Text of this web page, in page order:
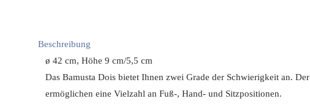
Beschreibung
ø 42 cm, Höhe 9 cm/5,5 cm
Das Bamusta Dois bietet Ihnen zwei Grade der Schwierigkeit an.
ermöglichen eine Vielzahl an Fuß-, Hand- und Sitzpositionen.